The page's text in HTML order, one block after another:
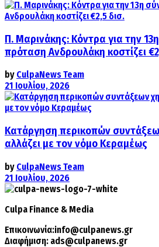
Π. Μαρινάκης: Κόντρα για την
πρόταση Ανδρουλάκη κοστίζει
by CulpaNews Team
21 Ιουλίου, 2026
Κατάργηση περικοπών
αλλάζει με τον νόμο Κεραμέως
by CulpaNews Team
21 Ιουλίου, 2026
Culpa Finance & Media
Επικοινωνία:info@culpanews.gr
Διαφήμιση: ads@culpanews.gr